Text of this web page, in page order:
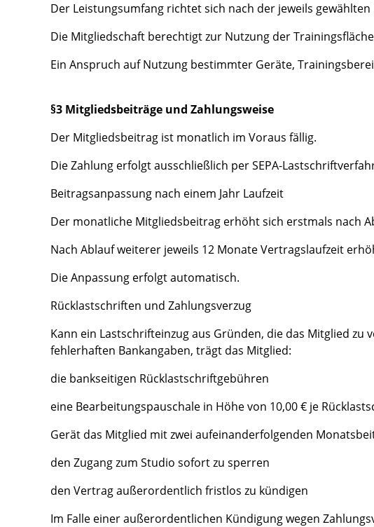
Der Leistungsumfang richtet sich nach der jeweils
Die Mitgliedschaft berechtigt zur Nutzung der
Ein Anspruch auf Nutzung bestimmter Geräte,
§3 Mitgliedsbeiträge und Zahlungsweise
Der Mitgliedsbeitrag ist monatlich im Voraus fällig.
Die Zahlung erfolgt ausschließlich per SEPA-
Beitragsanpassung nach einem Jahr Laufzeit
Der monatliche Mitgliedsbeitrag erhöht sich erstmals nach
Nach Ablauf weiterer jeweils 12 Monate Vertragslaufzeit
Die Anpassung erfolgt automatisch.
Rücklastschriften und Zahlungsverzug
Kann ein Lastschrifteinzug aus Gründen, die das Mitglied
fehlerhaften Bankangaben, trägt das Mitglied:
die bankseitigen Rücklastschriftgebühren
eine Bearbeitungspauschale in Höhe von 10,00 € je
Gerät das Mitglied mit zwei aufeinanderfolgenden
den Zugang zum Studio sofort zu sperren
den Vertrag außerordentlich fristlos zu kündigen
Im Falle einer außerordentlichen Kündigung wegen